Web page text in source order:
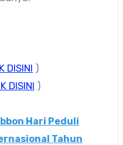
DISINI )
DISINI )
Hari Peduli
Tahun